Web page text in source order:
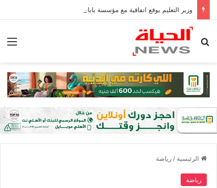
بحث عن
الرئيسية / رياضة
رياضة